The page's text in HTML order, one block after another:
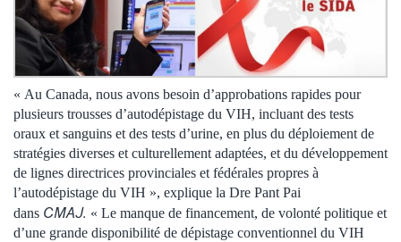
« Au Canada, nous avons besoin d’approbations rapides pour
plusieurs trousses d’autodépistage du VIH, incluant des tests
oraux et sanguins et des tests d’urine, en plus du déploiement de
stratégies diverses et culturellement adaptées, et du développement
de lignes directrices provinciales et fédérales propres à
l’autodépistage du VIH », explique la Dre Pant Pai
dans CMAJ. « Le manque de financement, de volonté politique et
d’une grande disponibilité de dépistage conventionnel du VIH